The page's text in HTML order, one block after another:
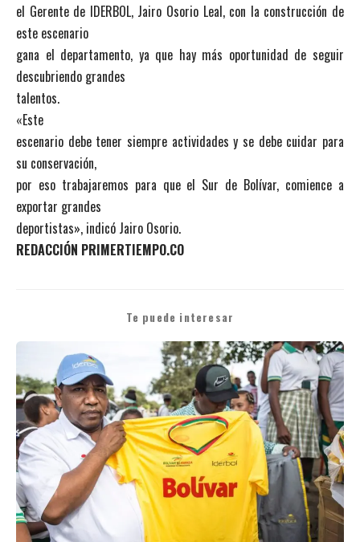
el Gerente de IDERBOL, Jairo Osorio Leal, con la construcción de
este escenario
gana el departamento, ya que hay más oportunidad de seguir
descubriendo grandes
talentos.
«Este
escenario debe tener siempre actividades y se debe cuidar para
su conservación,
por eso trabajaremos para que el Sur de Bolívar, comience a
exportar grandes
deportistas», indicó Jairo Osorio.
REDACCIÓN PRIMERTIEMPO.CO
Te puede interesar